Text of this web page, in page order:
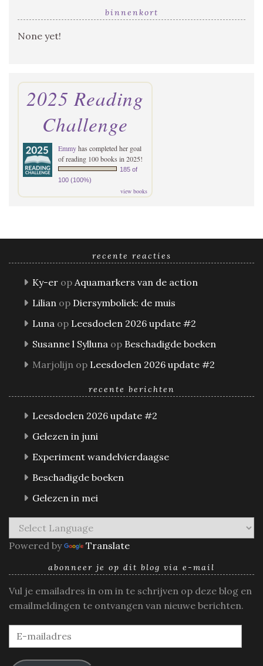
binnenkort
None yet!
2025 Reading
Challenge
Emmyhas completed her goal
of reading 100 books in 2025!
185 of
100 (100%)
view books
recente reacties
Ky-er op Aquamarkers van de action
Lilian op Diersymboliek: de muis
Luna op Leesdoelen 2026 update #2
Susanne l Sylluna op Beschadigde boeken
Marjolijn op Leesdoelen 2026 update #2
recente berichten
Leesdoelen 2026 update #2
Gelezen in juni
Experiment wandelvierdaagse
Beschadigde boeken
Gelezen in mei
Powered by Translate
abonneer je op dit blog via e-mail
Vul je emailadres in om in te schrijven op deze blog en
emailmeldingen te ontvangen van nieuwe berichten.
E-
mailadres